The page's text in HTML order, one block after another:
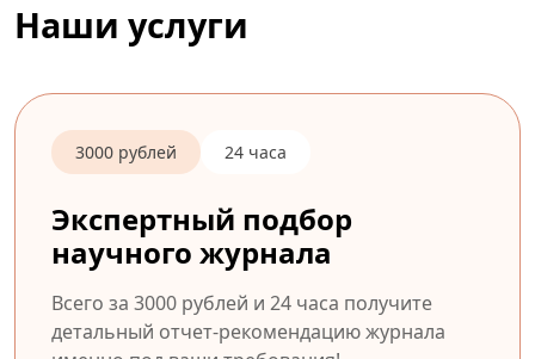
Наши услуги
3000 рублей 24 часа
Экспертный подбор
научного журнала
Всего за 3000 рублей и 24 часа получите
детальный отчет-рекомендацию журнала